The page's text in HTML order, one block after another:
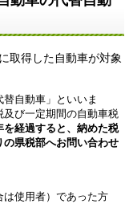
取得した自動車が対象
自動車」といいま
び一定期間の自動車税
を経過すると、納めた税
県税部へお問い合わせ
使用者）であった方